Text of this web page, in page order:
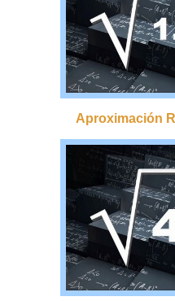
Aproximación